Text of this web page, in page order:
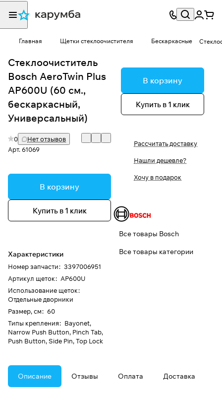
Главная Щетки стеклоочистителя Бескаркасные
Стеклоочиститель
Bosch AeroTwin Plus
AP600U (60 см.,
бескаркасный,
Универсальный)
0
Нет отзывов
Арт.61069
В корзину
Купить в 1 клик
Характеристики
Номер запчасти: 3397006951
Артикул щеток: AP600U
Использование щеток:
Отдельные дворники
Размер, см: 60
Типы крепления: Bayonet,
Narrow Push Button, Pinch Tab,
Push Button, Side Pin, Top Lock
В корзину
Купить в 1 клик
Рассчитать доставку
Нашли дешевле?
Хочу в подарок
Все товары Bosch
Все товары категории
Описание Отзывы Оплата Доставка